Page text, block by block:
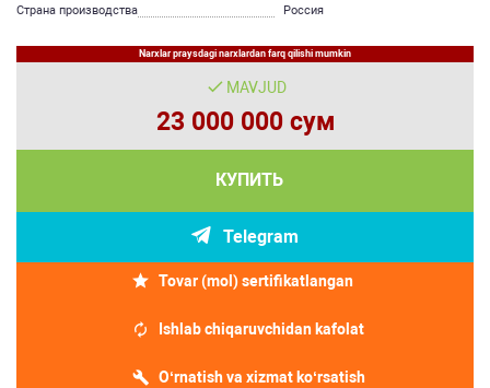
Страна производства
Россия
Narxlar praysdagi narxlardan farq qilishi mumkin
MAVJUD
23 000 000 сум
КУПИТЬ
Telegram
Tovar (mol) sertifikatlangan
Ishlab chiqaruvchidan kafolat
O‘rnatish va xizmat ko‘rsatish